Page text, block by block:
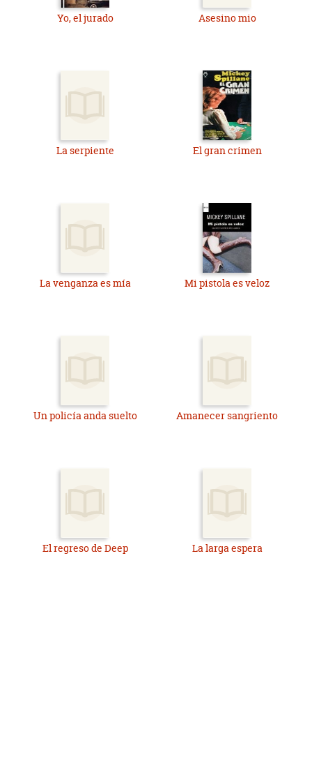
Yo, el jurado Asesino mio
La serpiente El gran crimen
La venganza es mía Mi pistola es veloz
Un policía anda suelto Amanecer sangriento
El regreso de Deep La larga espera